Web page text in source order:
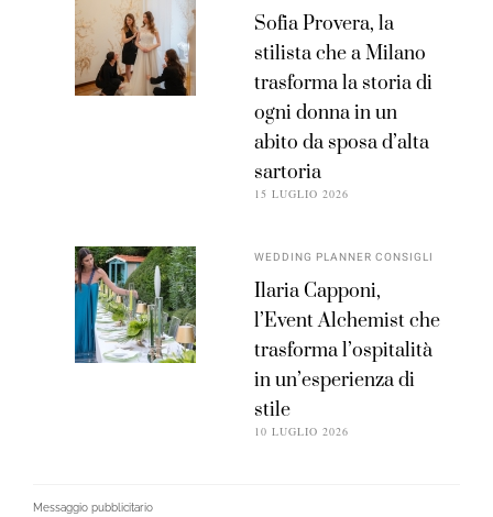
Sofia Provera, la
stilista che a Milano
trasforma la storia di
ogni donna in un
abito da sposa d’alta
sartoria
15 LUGLIO 2026
WEDDING PLANNER CONSIGLI
Ilaria Capponi,
l’Event Alchemist che
trasforma l’ospitalità
in un’esperienza di
stile
10 LUGLIO 2026
Messaggio pubblicitario